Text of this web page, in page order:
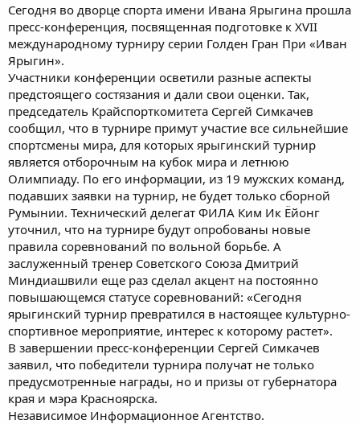
Сегодня во дворце спорта имени Ивана Ярыгина прошла
пресс-конференция, посвященная подготовке к XVII
международному турниру серии Голден Гран При «Иван
Ярыгин».
Участники конференции осветили разные аспекты
предстоящего состязания и дали свои оценки. Так,
председатель Крайспорткомитета Сергей Симкачев
сообщил, что в турнире примут участие все сильнейшие
спортсмены мира, для которых ярыгинский турнир
является отборочным на кубок мира и летнюю
Олимпиаду. По его информации, из 19 мужских команд,
подавших заявки на турнир, не будет только сборной
Румынии. Технический делегат ФИЛА Ким Ик Ёйонг
уточнил, что на турнире будут опробованы новые
правила соревнований по вольной борьбе. А
заслуженный тренер Советского Союза Дмитрий
Миндиашвили еще раз сделал акцент на постоянно
повышающемся статусе соревнований: «Сегодня
ярыгинский турнир превратился в настоящее культурно-
спортивное мероприятие, интерес к которому растет».
В завершении пресс-конференции Сергей Симкачев
заявил, что победители турнира получат не только
предусмотренные награды, но и призы от губернатора
края и мэра Красноярска.
Независимое Информационное Агентство.